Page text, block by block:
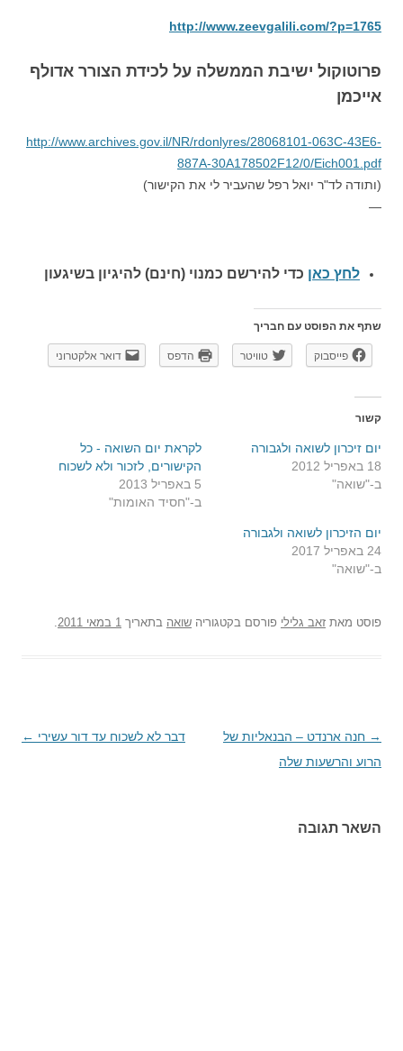
http://www.zeevgalili.com/?p=1765
פרוטוקול ישיבת הממשלה על לכידת הצורר אדולף
אייכמן
http://www.archives.gov.il/NR/rdonlyres/28068101-063C-43E6-
887A-30A178502F12/0/Eich001.pdf
(ותודה לד"ר יואל רפל שהעביר לי את הקישור)
—
לחץ כאן כדי להירשם כמנוי (חינם) להיגיון בשיגעון
שתף את הפוסט עם חבריך
פייסבוק טוויטר הדפס דואר אלקטרוני
קשור
יום זיכרון לשואה ולגבורה
18 באפריל 2012
ב-"שואה"
לקראת יום השואה - כל
הקישורים, לזכור ולא לשכוח
5 באפריל 2013
ב-"חסיד האומות"
יום הזיכרון לשואה ולגבורה
24 באפריל 2017
ב-"שואה"
פוסט מאת זאב גלילי פורסם בקטגוריה שואה בתאריך 1 במאי 2011 .
ניווט
בפוסטים
→ חנה ארנדט – הבנאליות של
הרוע והרשעות שלה
דבר לא לשכוח עד דור עשירי ←
השאר תגובה